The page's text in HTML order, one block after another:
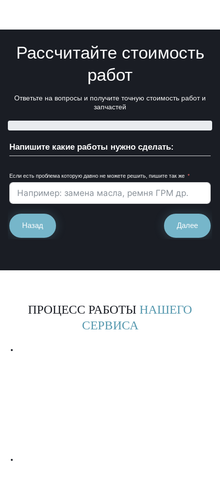
Рассчитайте стоимость
работ
Ответьте на вопросы и получите точную стоимость работ и
запчастей
Напишите какие работы нужно сделать:
Если есть проблема которую давно не можете решить, пишите так же
Назад Далее
ПРОЦЕСС РАБОТЫ НАШЕГО
СЕРВИСА